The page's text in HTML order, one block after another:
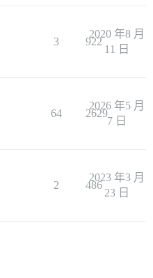
3 922
2020 年8 月
11 日
64 2629
2026 年5 月
7 日
2 486
2023 年3 月
23 日